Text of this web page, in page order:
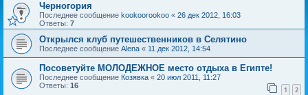
Черногория
Последнее сообщение kookoorookoo « 26 дек 2012, 16:03
Ответы: 7
Открылся клуб путешественников в Селятино
Последнее сообщение Alena « 11 дек 2012, 14:54
Посоветуйте МОЛОДЕЖНОЕ место отдыха в Египте!
Последнее сообщение Козявка « 20 июл 2011, 11:27
Ответы: 16 1 2